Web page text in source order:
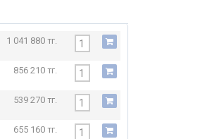
1 041 880 тг.
856 210 тг.
539 270 тг.
655 160 тг.